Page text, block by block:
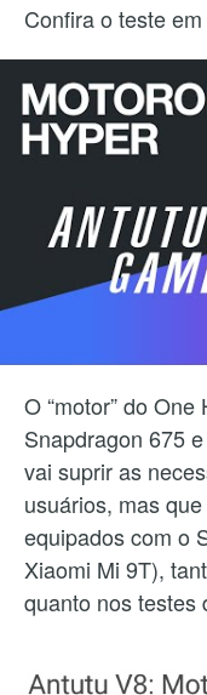
Confira o teste
O “motor” do
Snapdragon 675
vai suprir as
usuários, mas
equipados com o
Xiaomi Mi 9T),
quanto nos testes